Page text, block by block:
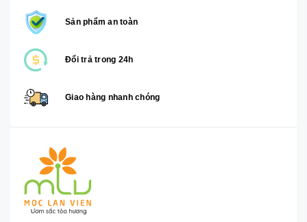
Sản phẩm an toàn
Đổi trả trong 24h
Giao hàng nhanh chóng